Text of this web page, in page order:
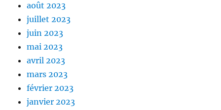
août 2023
juillet 2023
juin 2023
mai 2023
avril 2023
mars 2023
février 2023
janvier 2023